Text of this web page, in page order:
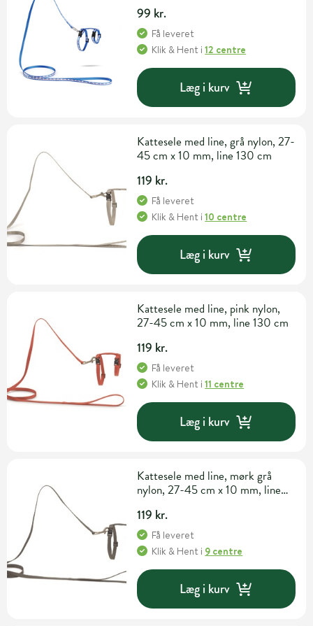
99 kr.
Få leveret
Klik & Hent i12 centre
Læg i kurv
Kattesele med line, grå nylon, 27-
45 cm x 10 mm, line 130 cm
119 kr.
Få leveret
Klik & Hent i10 centre
Læg i kurv
Kattesele med line, pink nylon,
27-45 cm x 10 mm, line 130 cm
119 kr.
Få leveret
Klik & Hent i11 centre
Læg i kurv
Kattesele med line, mørk grå
nylon, 27-45 cm x 10 mm, line
119 kr.
Få leveret
Klik & Hent i 9 centre
Læg i kurv